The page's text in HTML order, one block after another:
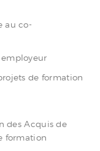
au co-
de formation
des Acquis de
formation